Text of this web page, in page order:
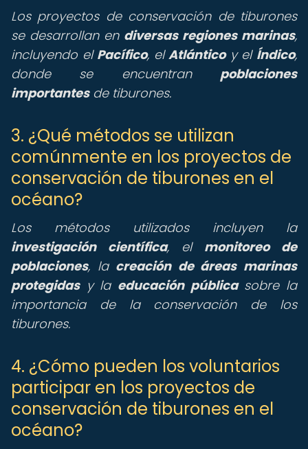
Los proyectos de conservación de tiburones
se desarrollan en diversas regiones marinas,
incluyendo el Pacífico, elAtlánticoy el Índico,
donde se encuentran poblaciones
importantesde tiburones.
3. ¿Qué métodos se utilizan
comúnmente en los proyectos de
conservación de tiburones en el
océano?
Los métodos utilizados incluyen la
investigación científica, el monitoreo de
poblaciones, la creación de áreas marinas
protegidasy la educación públicasobre la
importancia de la conservación de los
tiburones.
4. ¿Cómo pueden los voluntarios
participar en los proyectos de
conservación de tiburones en el
océano?